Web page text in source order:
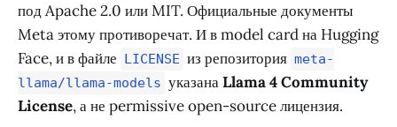
под Apache 2.0 или MIT. Официальные документы
Meta этому противоречат. И в model card на Hugging
Face, и в файле LICENSE из репозитория meta-
llama/llama-models указанаLlama 4 Community
License, а не permissive open-source лицензия.